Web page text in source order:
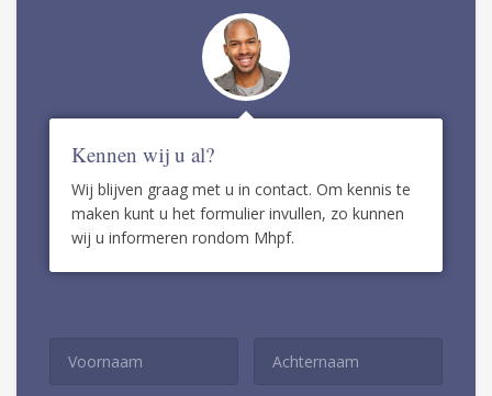
Kennen wij u al?
Wij blijven graag met u in contact. Om kennis te
maken kunt u het formulier invullen, zo kunnen
wij u informeren rondom Mhpf.